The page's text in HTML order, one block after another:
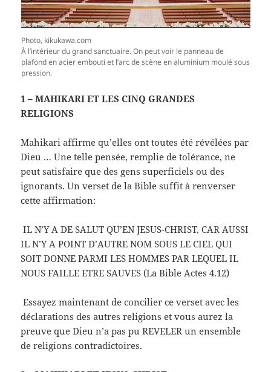
Photo, kikukawa.com
À l’intérieur du grand sanctuaire. On peut voir le panneau de
plafond en acier embouti et l’arc de scène en aluminium moulé sous
pression.
1 – MAHIKARI ET LES CINQ GRANDES
RELIGIONS
Mahikari affirme qu’elles ont toutes été révélées par
Dieu … Une telle pensée, remplie de tolérance, ne
peut satisfaire que des gens superficiels ou des
ignorants. Un verset de la Bible suffit à renverser
cette affirmation:
IL N’Y A DE SALUT QU’EN JESUS-CHRIST, CAR AUSSI
IL N’Y A POINT D’AUTRE NOM SOUS LE CIEL QUI
SOIT DONNE PARMI LES HOMMES PAR LEQUEL IL
NOUS FAILLE ETRE SAUVES (La Bible Actes 4.12)
Essayez maintenant de concilier ce verset avec les
déclarations des autres religions et vous aurez la
preuve que Dieu n’a pas pu REVELER un ensemble
de religions contradictoires.